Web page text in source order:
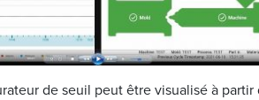
de seuil peut être visualisé à partir